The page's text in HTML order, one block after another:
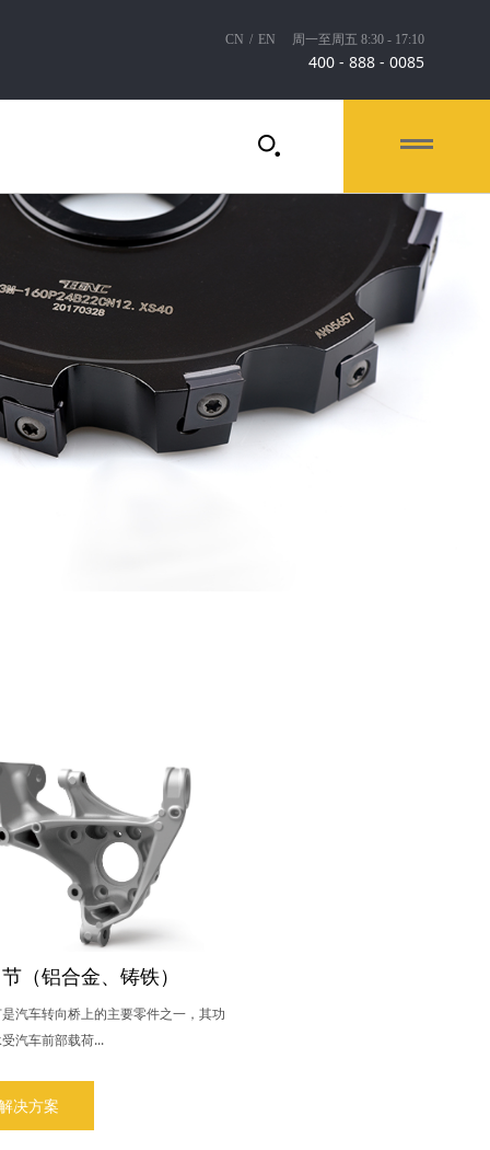
CN / EN 周一至周五 8:30 - 17:10
400 - 888 - 0085
（铝合金、铸铁）
汽车转向桥上的主要零件之一，其功
汽车前部载荷...
决方案